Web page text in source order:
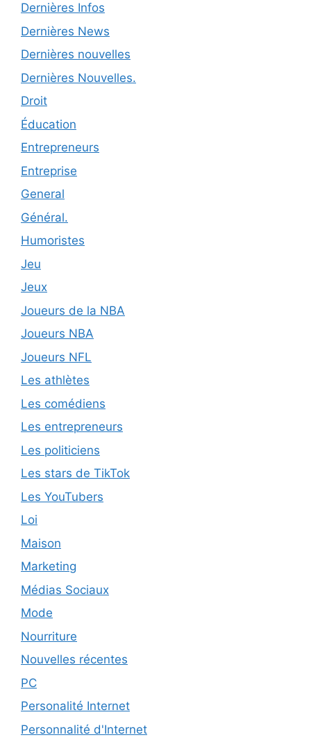
Dernières Infos
Dernières News
Dernières nouvelles
Dernières Nouvelles.
Droit
Éducation
Entrepreneurs
Entreprise
General
Général.
Humoristes
Jeu
Jeux
Joueurs de la NBA
Joueurs NBA
Joueurs NFL
Les athlètes
Les comédiens
Les entrepreneurs
Les politiciens
Les stars de TikTok
Les YouTubers
Loi
Maison
Marketing
Médias Sociaux
Mode
Nourriture
Nouvelles récentes
PC
Personalité Internet
Personnalité d'Internet